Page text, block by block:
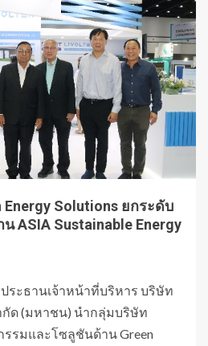
Energy Solutions ยกระดับ
ASIA Sustainable Energy
ระธานเจ้าหน้าที่บริหาร บริษัท
กัด (มหาชน) นำกลุ่มบริษัท
รมและโซลูชันด้าน Green